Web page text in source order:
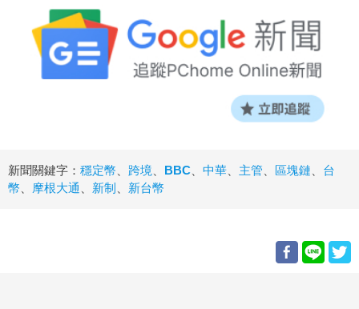
新聞關鍵字： 穩定幣 跨境 BBC 中華 主管 區塊鏈
台
幣
摩根大通 新制 新台幣